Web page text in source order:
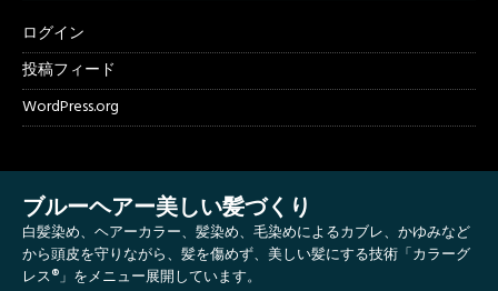
ログイン
投稿フィード
WordPress.org
ブルーヘアー美しい髪づくり
白髪染め、ヘアーカラー、髪染め、毛染めによるカブレ、かゆみなど
から頭皮を守りながら、髪を傷めず、美しい髪にする技術「カラーグ
レス®」をメニュー展開しています。